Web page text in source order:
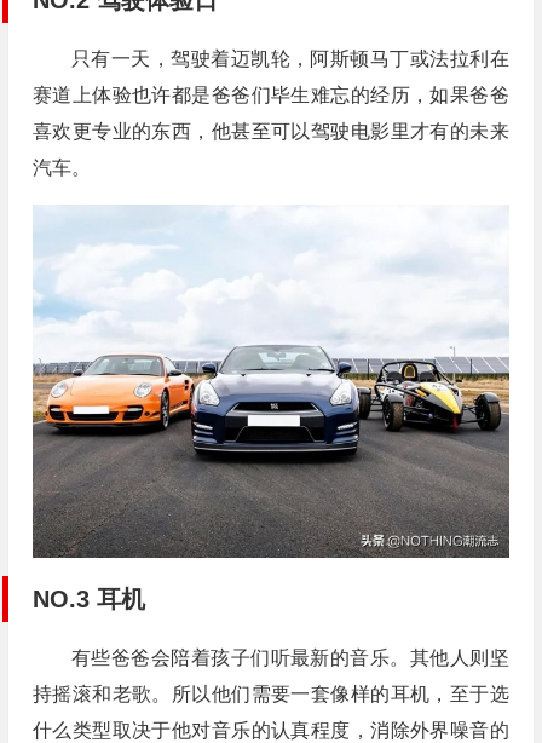
只有一天，驾驶着迈凯轮，阿斯顿马丁或法拉利在
赛道上体验也许都是爸爸们毕生难忘的经历，如果爸爸
喜欢更专业的东西，他甚至可以驾驶电影里才有的未来
汽车。
NO.3 耳机
有些爸爸会陪着孩子们听最新的音乐。其他人则坚
持摇滚和老歌。所以他们需要一套像样的耳机，至于选
什么类型取决于他对音乐的认真程度，消除外界噪音的